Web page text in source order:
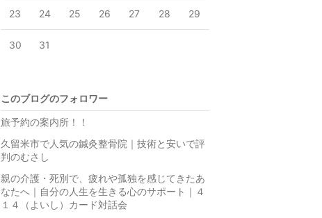
23 24 25 26 27 28 29
30 31
このブログのフォロワー
旅予約の案内所！！
久留米市で人気の鍼灸整骨院｜技術と安いで評
判のむさし
親の介護・死別で、疲れや孤独を感じてきたあ
なたへ｜自分の人生を生きる心のサポート｜４
１４（よいし）カード対話会